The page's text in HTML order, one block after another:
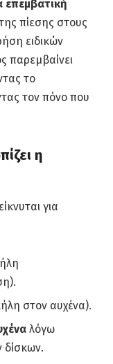
επεμβατική
πίεσης στους
ειδικών
παρεμβαίνει
το
τον πόνο που
η
για
στον αυχένα).
λόγω
δίσκων.